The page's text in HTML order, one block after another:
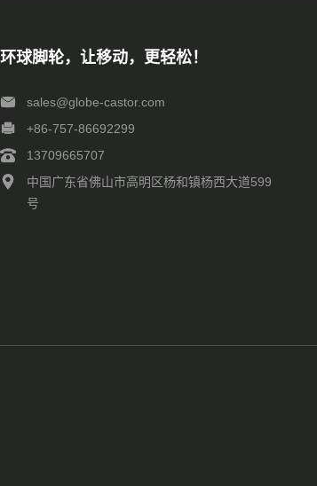
环球脚轮，让移动，更轻松！
sales@globe-castor.com
+86-757-86692299
13709665707
中国广东省佛山市高明区杨和镇杨西大道599
号